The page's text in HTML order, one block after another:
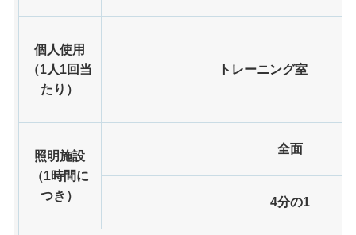
個人使用
（1人1回当
たり）
トレーニング室
照明施設
（1時間に
つき）
全面
4分の1